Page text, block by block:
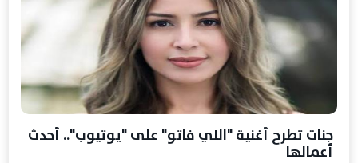
جنات تطرح أغنية "اللي فاتو" على "يوتيوب".. أحدث
أعمالها